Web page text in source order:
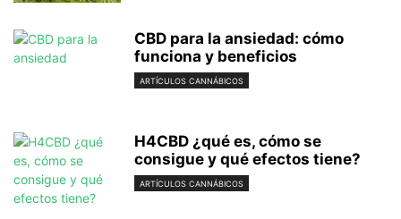
CBD para la ansiedad: cómo
funciona y beneficios
ARTÍCULOS CANNÁBICOS
H4CBD ¿qué es, cómo se
consigue y qué efectos tiene?
ARTÍCULOS CANNÁBICOS